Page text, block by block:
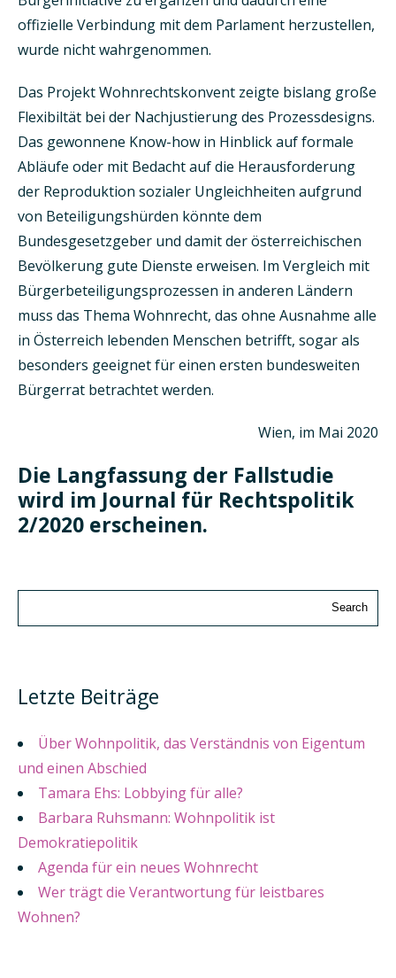
offizielle Verbindung mit dem Parlament herzustellen,
wurde nicht wahrgenommen.
Das Projekt Wohnrechtskonvent zeigte bislang große
Flexibiltät bei der Nachjustierung des Prozessdesigns.
Das gewonnene Know-how in Hinblick auf formale
Abläufe oder mit Bedacht auf die Herausforderung
der Reproduktion sozialer Ungleichheiten aufgrund
von Beteiligungshürden könnte dem
Bundesgesetzgeber und damit der österreichischen
Bevölkerung gute Dienste erweisen. Im Vergleich mit
Bürgerbeteiligungsprozessen in anderen Ländern
muss das Thema Wohnrecht, das ohne Ausnahme alle
in Österreich lebenden Menschen betrifft, sogar als
besonders geeignet für einen ersten bundesweiten
Bürgerrat betrachtet werden.
Wien, im Mai 2020
Die Langfassung der Fallstudie
wird im Journal für Rechtspolitik
2/2020 erscheinen.
Letzte Beiträge
Über Wohnpolitik, das Verständnis von Eigentum
und einen Abschied
Tamara Ehs: Lobbying für alle?
Barbara Ruhsmann: Wohnpolitik ist
Demokratiepolitik
Agenda für ein neues Wohnrecht
Wer trägt die Verantwortung für leistbares
Wohnen?